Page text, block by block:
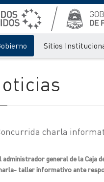
Sitios
charla
administrador general de la Caja
taller informativo ante